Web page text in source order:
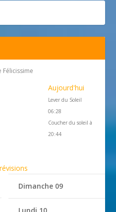
Félicissime
Aujourd'hui
Lever du Soleil
06:28
Coucher du soleil à
20:44
Dimanche 09